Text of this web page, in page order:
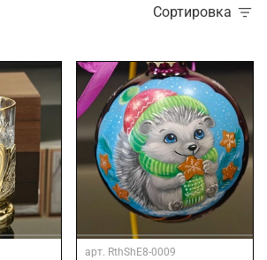
Сортировка
арт. RthShE8-0009